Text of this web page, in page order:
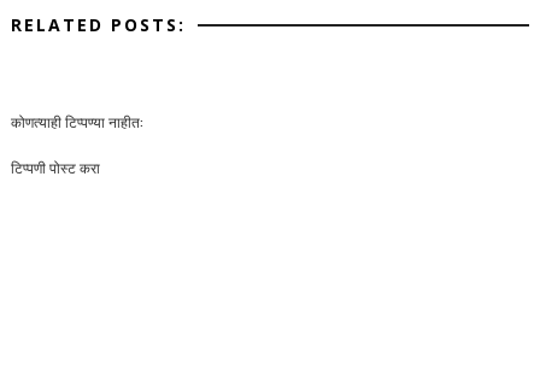
RELATED POSTS:
कोणत्याही टिप्पण्‍या नाहीत:
टिप्पणी पोस्ट करा